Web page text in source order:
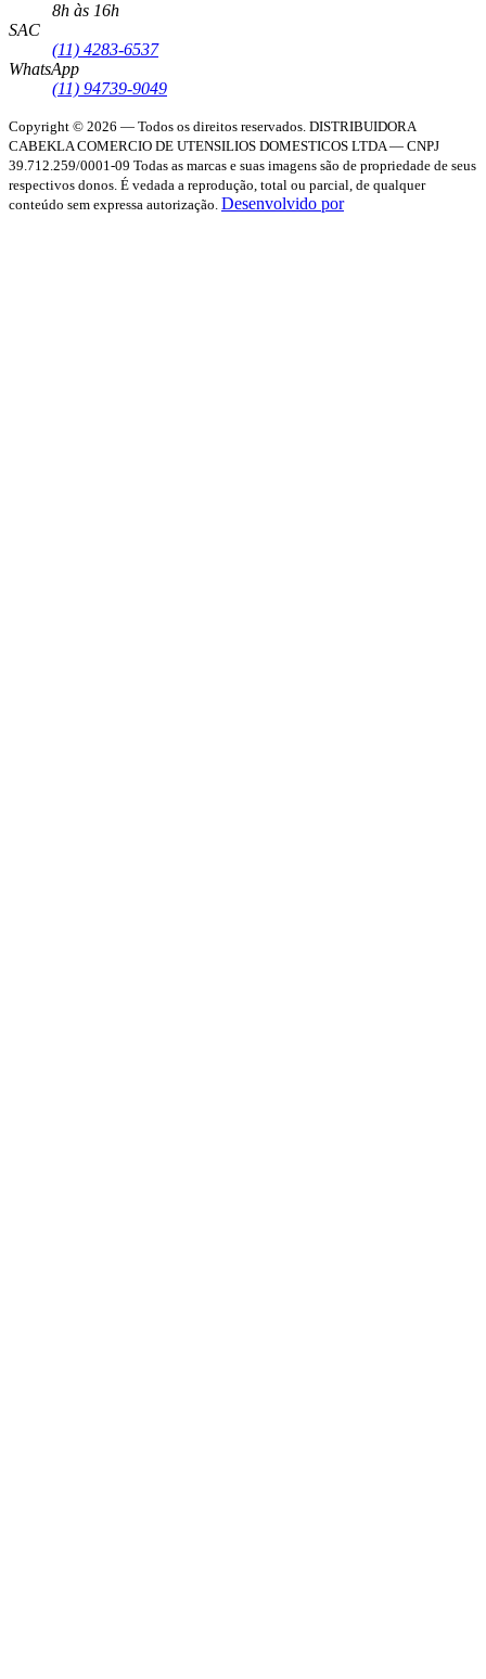
8h às 16h
SAC
(11) 4283-6537
WhatsApp
(11) 94739-9049
Copyright © 2026 — Todos os direitos reservados. DISTRIBUIDORA
CABEKLA COMERCIO DE UTENSILIOS DOMESTICOS LTDA — CNPJ
39.712.259/0001-09 Todas as marcas e suas imagens são de propriedade de seus
respectivos donos. É vedada a reprodução, total ou parcial, de qualquer
conteúdo sem expressa autorização. Desenvolvido por